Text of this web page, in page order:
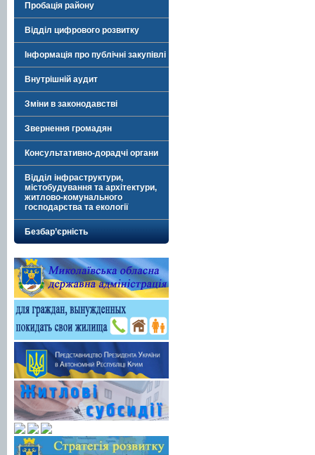
Пробація району
Відділ цифрового розвитку
Інформація про публічні закупівлі
Внутрішній аудит
Зміни в законодавстві
Звернення громадян
Консультативно-дорадчі органи
Відділ інфраструктури,
містобудування та архітектури,
житлово-комунального
господарства та екології
Безбар’єрність